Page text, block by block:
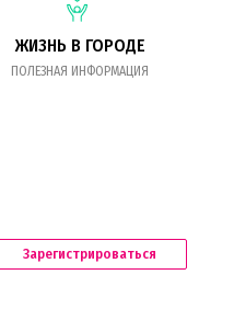
ЖИЗНЬ В ГОРОДЕ
ПОЛЕЗНАЯ ИНФОРМАЦИЯ
Зарегистрироваться